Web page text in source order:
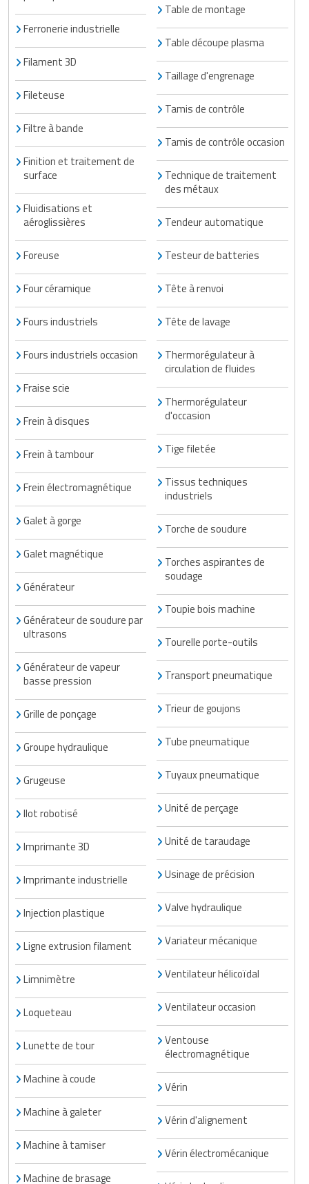
Ferronerie industrielle
Filament 3D
Fileteuse
Filtre à bande
Finition et traitement de
surface
Fluidisations et
aéroglissières
Foreuse
Four céramique
Fours industriels
Fours industriels occasion
Fraise scie
Frein à disques
Frein à tambour
Frein électromagnétique
Galet à gorge
Galet magnétique
Générateur
Générateur de soudure par
ultrasons
Générateur de vapeur
basse pression
Grille de ponçage
Groupe hydraulique
Grugeuse
Ilot robotisé
Imprimante 3D
Imprimante industrielle
Injection plastique
Ligne extrusion filament
Limnimètre
Loqueteau
Lunette de tour
Machine à coude
Machine à galeter
Machine à tamiser
Machine de brasage
Table de montage
Table découpe plasma
Taillage d'engrenage
Tamis de contrôle
Tamis de contrôle occasion
Technique de traitement
des métaux
Tendeur automatique
Testeur de batteries
Tête à renvoi
Tête de lavage
Thermorégulateur à
circulation de fluides
Thermorégulateur
d'occasion
Tige filetée
Tissus techniques
industriels
Torche de soudure
Torches aspirantes de
soudage
Toupie bois machine
Tourelle porte-outils
Transport pneumatique
Trieur de goujons
Tube pneumatique
Tuyaux pneumatique
Unité de perçage
Unité de taraudage
Usinage de précision
Valve hydraulique
Variateur mécanique
Ventilateur hélicoïdal
Ventilateur occasion
Ventouse
électromagnétique
Vérin
Vérin d'alignement
Vérin électromécanique